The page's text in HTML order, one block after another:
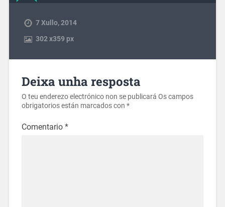
7 Xullo, 2014
302x359 px
Deixa unha resposta
O teu enderezo electrónico non se publicará Os campos
obrigatorios están marcados con *
Comentario *